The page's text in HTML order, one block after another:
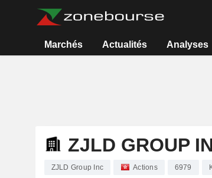
Marchés Actualités Analyses
ZJLD GROUP
ZJLD Group Inc Actions 6979